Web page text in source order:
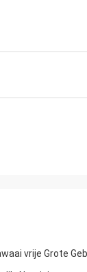
vrije Grote